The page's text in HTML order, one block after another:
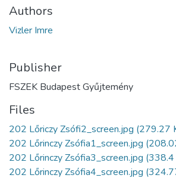
Authors
Vizler Imre
Publisher
FSZEK Budapest Gyűjtemény
Files
202 Lőriczy Zsófi2_screen.jpg (279.27
202 Lőrinczy Zsófia1_screen.jpg
202 Lőrinczy Zsófia3_screen.jpg (338.4
202 Lőrinczy Zsófia4_screen.jpg